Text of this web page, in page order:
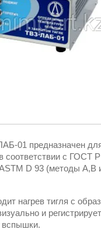
01 предназначен
соответствии с
D 93 (методы А,В
нагрев тигля с
и
вспышки.